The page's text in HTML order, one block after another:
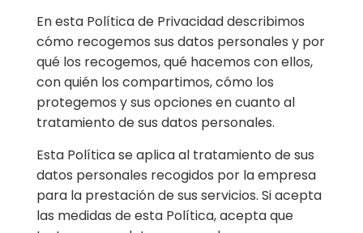
En esta Política de Privacidad describimos
cómo recogemos sus datos personales y por
qué los recogemos, qué hacemos con ellos,
con quién los compartimos, cómo los
protegemos y sus opciones en cuanto al
tratamiento de sus datos personales.
Esta Política se aplica al tratamiento de sus
datos personales recogidos por la empresa
para la prestación de sus servicios. Si acepta
las medidas de esta Política, acepta que